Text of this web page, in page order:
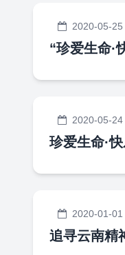
2020-05-25
“珍爱生命·
2020-05-24
珍爱生命·
2020-01-01
追寻云南精